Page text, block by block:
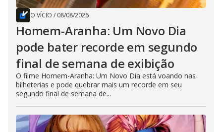
O VÍCIO / 08/08/2026
Homem-Aranha: Um Novo Dia
pode bater recorde em segundo
final de semana de exibição
O filme Homem-Aranha: Um Novo Dia está voando nas
bilheterias e pode quebrar mais um recorde em seu
segundo final de semana de...